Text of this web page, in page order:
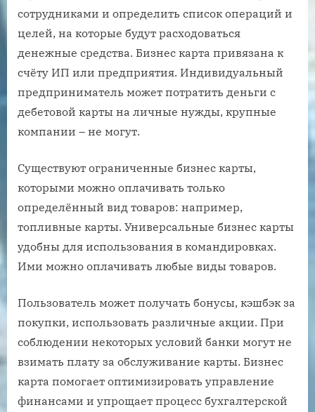
сотрудниками и определить список операций и
целей, на которые будут расходоваться
денежные средства. Бизнес карта привязана к
счёту ИП или предприятия. Индивидуальный
предприниматель может потратить деньги с
дебетовой карты на личные нужды, крупные
компании – не могут.
Существуют ограниченные бизнес карты,
которыми можно оплачивать только
определённый вид товаров: например,
топливные карты. Универсальные бизнес карты
удобны для использования в командировках.
Ими можно оплачивать любые виды товаров.
Пользователь может получать бонусы, кэшбэк за
покупки, использовать различные акции. При
соблюдении некоторых условий банки могут не
взимать плату за обслуживание карты. Бизнес
карта помогает оптимизировать управление
финансами и упрощает процесс бухгалтерской